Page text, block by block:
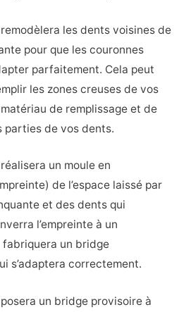
les dents voisines de
pour que les couronnes
parfaitement. Cela peut
les zones creuses de vos
de remplissage et de
parties de vos dents.
un moule en
de l’espace laissé par
et des dents qui
l’empreinte à un
un bridge
s’adaptera correctement.
un bridge provisoire à